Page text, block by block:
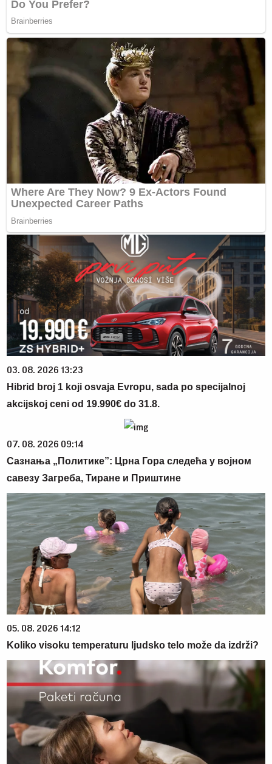
03. 08. 2026 13:23
Hibrid broj 1 koji osvaja Evropu, sada po specijalnoj
akcijskoj ceni od 19.990€ do 31.8.
07. 08. 2026 09:14
Сазнања „Политике”: Црна Гора следећа у војном
савезу Загреба, Тиране и Приштине
05. 08. 2026 14:12
Koliko visoku temperaturu ljudsko telo može da izdrži?